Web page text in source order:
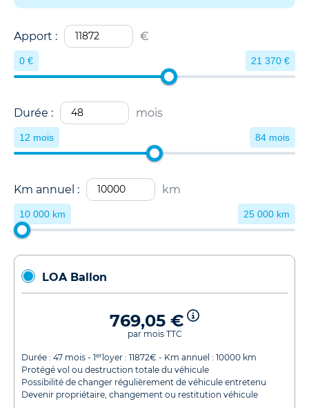
Apport : €
0 € 21 370 €
Durée : mois
12 mois 84 mois
Km annuel : km
10 000 km 25 000 km
LOA Ballon
769,05 €
par mois TTC
Durée : 47 mois - 1er loyer : 11872€ - Km annuel : 10000 km
Protégé vol ou destruction totale du véhicule
Possibilité de changer régulièrement de véhicule entretenu
Devenir propriétaire, changement ou restitution véhicule